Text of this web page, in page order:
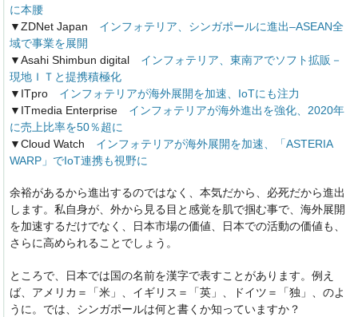
に本腰
▼ZDNet Japan インフォテリア、シンガポールに進出–ASEAN全
域で事業を展開
▼Asahi Shimbun digital インフォテリア、東南アでソフト拡販－
現地ＩＴと提携積極化
▼ITpro インフォテリアが海外展開を加速、IoTにも注力
▼ITmedia Enterprise インフォテリアが海外進出を強化、2020年
に売上比率を50％超に
▼Cloud Watch インフォテリアが海外展開を加速、「ASTERIA
WARP」でIoT連携も視野に
余裕があるから進出するのではなく、本気だから、必死だから進出
します。私自身が、外から見る目と感覚を肌で掴む事で、海外展開
を加速するだけでなく、日本市場の価値、日本での活動の価値も、
さらに高められることでしょう。
ところで、日本では国の名前を漢字で表すことがあります。例え
ば、アメリカ＝「米」、イギリス＝「英」、ドイツ＝「独」、のよ
うに。では、シンガポールは何と書くか知っていますか？